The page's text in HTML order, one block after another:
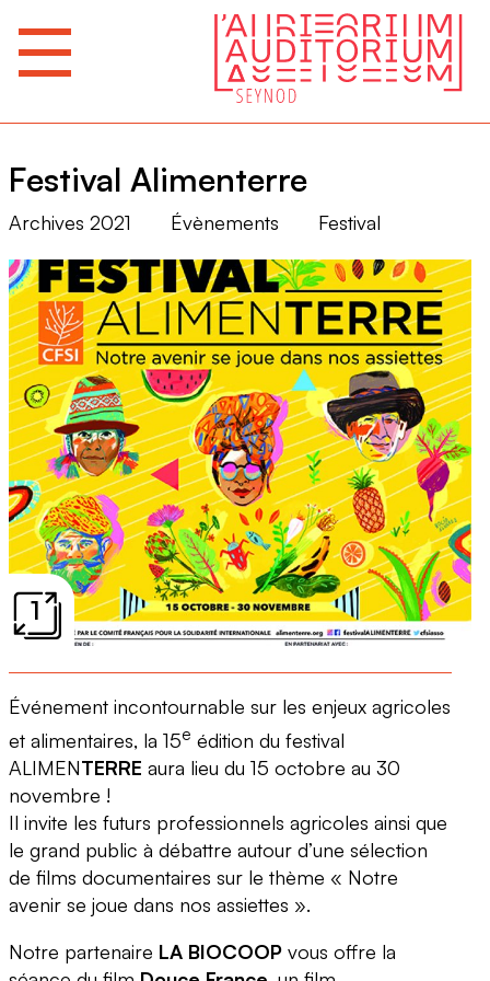
Festival Alimenterre
Archives 2021 Évènements Festival
1
Événement incontournable sur les enjeux agricoles
et alimentaires, la 15e édition du festival
ALIMENTERRE aura lieu du 15 octobre au 30
novembre !
Il invite les futurs professionnels agricoles ainsi que
le grand public à débattre autour d’une sélection
de films documentaires sur le thème « Notre
avenir se joue dans nos assiettes ».
Notre partenaire LA BIOCOOP vous offre la